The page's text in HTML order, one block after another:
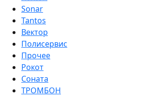
Sonar
Tantos
Вектор
Полисервис
Прочее
Рокот
Соната
ТРОМБОН